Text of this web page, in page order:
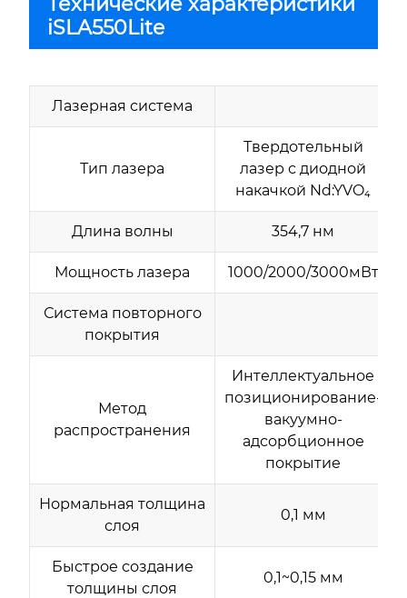
iSLA550Lite
Лазерная система
Тип лазера
Твердотельный
лазер с диодной
накачкой Nd:YVO₄
Длина волны 354,7 нм
Мощность лазера 1000/2000/3000мВт
Система повторного
покрытия
Метод
распространения
Интеллектуальное
позиционирование-
вакуумно-
адсорбционное
покрытие
Нормальная толщина
слоя
0,1 мм
Быстрое создание
толщины слоя
0,1~0,15 мм